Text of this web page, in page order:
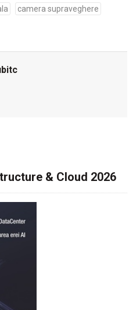
camera supraveghere
& Cloud 2026